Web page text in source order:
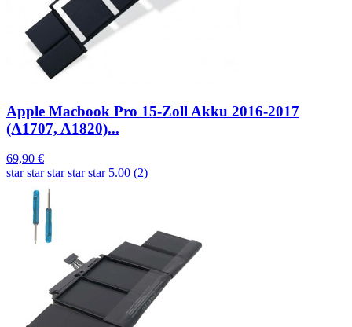
Apple Macbook Pro 15-Zoll Akku 2016-2017
(A1707, A1820)...
69,90 €
star star star star star 5.00 (2)